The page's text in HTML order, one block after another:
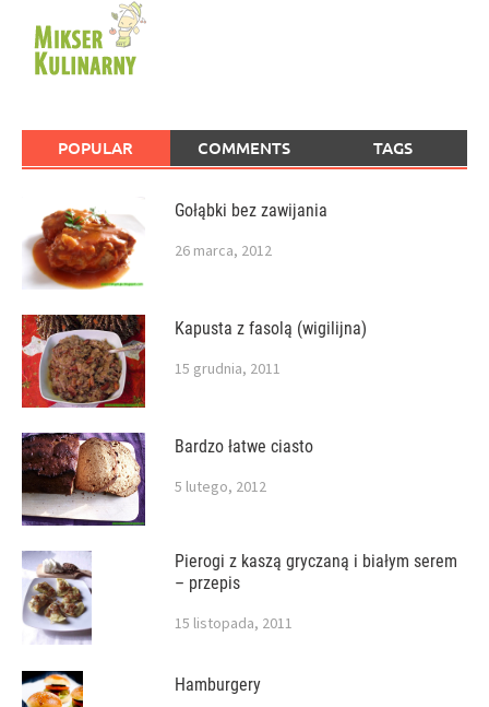
POPULAR COMMENTS TAGS
Gołąbki bez zawijania
26 marca, 2012
Kapusta z fasolą (wigilijna)
15 grudnia, 2011
Bardzo łatwe ciasto
5 lutego, 2012
Pierogi z kaszą gryczaną i białym serem
– przepis
15 listopada, 2011
Hamburgery